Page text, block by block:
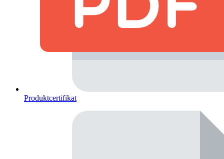
Produktcertifikat